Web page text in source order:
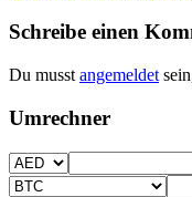
Schreibe einen
Du musst angemeldet
Umrechner